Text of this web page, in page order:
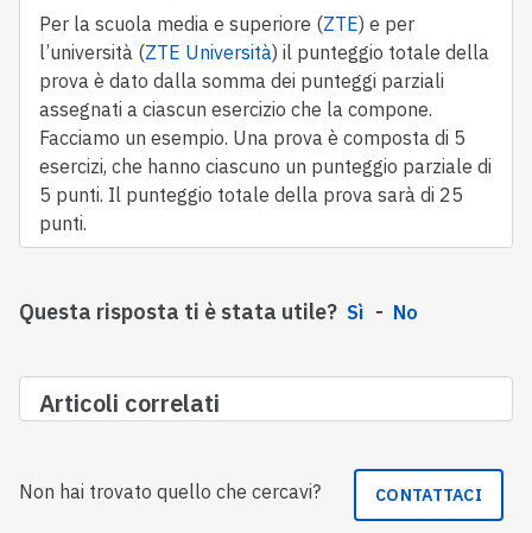
Per la scuola media e superiore (ZTE) e per
l’università (ZTE Università) il punteggio totale della
prova è dato dalla somma dei punteggi parziali
assegnati a ciascun esercizio che la compone.
Facciamo un esempio. Una prova è composta di 5
esercizi, che hanno ciascuno un punteggio parziale di
5 punti. Il punteggio totale della prova sarà di 25
punti.
Questa risposta ti è stata utile? Sì No
Articoli correlati
Non hai trovato quello che cercavi? CONTATTACI